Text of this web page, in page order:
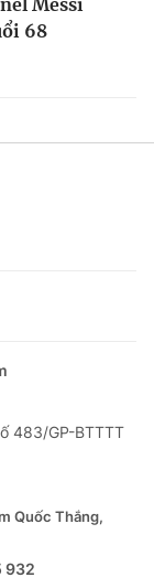
68
483/GP-BTTTT
Quốc Thắng,
932